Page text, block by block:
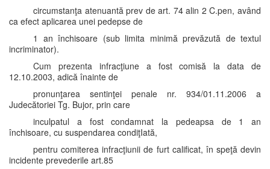
circumstanţa atenuantă prev de art. 74 alin 2 C.pen, având
ca efect aplicarea unei pedepse de
1 an închisoare (sub limita minimă prevăzută de textul
incriminator).
Cum prezenta infracţiune a fost comisă la data de
12.10.2003, adică înainte de
pronunţarea sentinţei penale nr. 934/01.11.2006 a
Judecătoriei Tg. Bujor, prin care
inculpatul a fost condamnat la pedeapsa de 1 an
închisoare, cu suspendarea condiţIată,
pentru comiterea infracţiunii de furt calificat, în speţă devin
incidente prevederile art.85